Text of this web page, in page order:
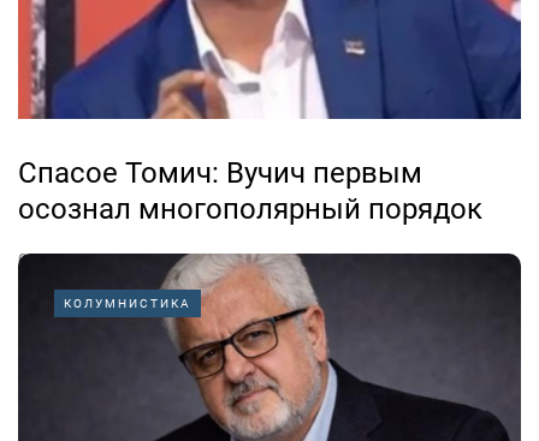
Спасое Томич: Вучич первым
осознал многополярный порядок
06.07.2026
История сербского народа слишком часто была
историей трагического опоздания за великими
мировыми событиями. Через наши спины ломались
ветры великих держав, а мы, руководствуясь сердцем
КОЛУМНИСТИКА